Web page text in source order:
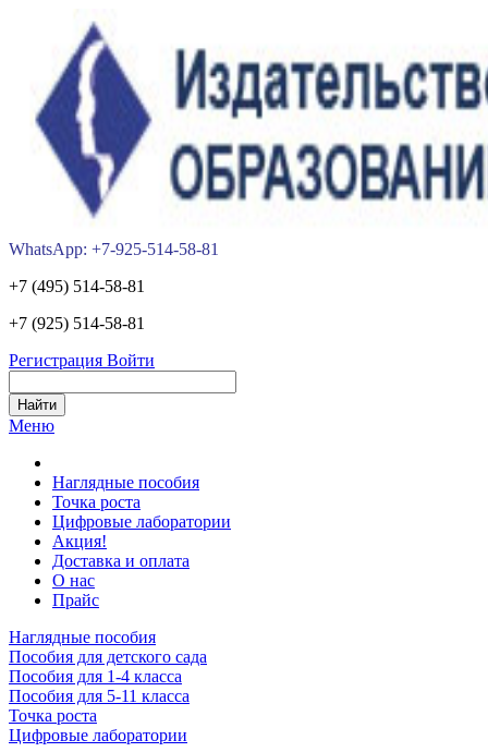
WhatsApp: +7-925-514-58-81
+7 (495) 514-58-81
+7 (925) 514-58-81
Регистрация Войти
Меню
Наглядные пособия
Точка роста
Цифровые лаборатории
Акция!
Доставка и оплата
О нас
Прайс
Наглядные пособия
Пособия для детского сада
Пособия для 1-4 класса
Пособия для 5-11 класса
Точка роста
Цифровые лаборатории